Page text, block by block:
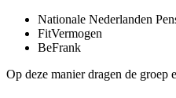
Nationale Nederlanden
FitVermogen
BeFrank
Op deze manier dragen de